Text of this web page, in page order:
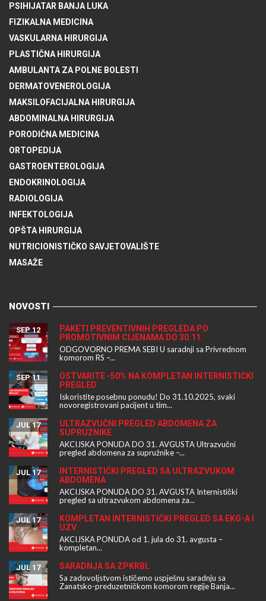
PSIHIJATAR BANJA LUKA
FIZIKALNA MEDICINA
VASKULARNA HIRURGIJA
PLASTIČNA HIRURGIJA
AMBULANTA ZA POLNE BOLESTI
DERMATOVENEROLOGIJA
MAKSILOFACIJALNA HIRURGIJA
ABDOMINALNA HIRURGIJA
PORODIČNA MEDICINA
ORTOPEDIJA
GASTROENTEROLOGIJA
ENDOKRINOLOGIJA
RADIOLOGIJA
INFEKTOLOGIJA
OPŠTA HIRURGIJA
NUTRICIONISTIČKO SAVJETOVALIŠTE
MASAŽE
NOVOSTI
PAKETI PREVENTIVNIH PREGLEDA PO
PROMOTIVNIM CIJENAMA DO 30.11.
SEP 12
ODGOVORNO PREMA SEBI U saradnji sa Privrednom
komorom RS –...
OSTVARITE -50% NA KOMPLETAN INTERNISTIČKI
PREGLED
SEP 11
Iskoristite posebnu ponudu! Do 31.10.2025, svaki
novoregistrovani pacijent u tim...
ULTRAZVUČNI PREGLED ABDOMENA ZA
SUPRUŽNIKE
JUL 17
AKCIJSKA PONUDA DO 31. AVGUSTA Ultrazvučni
pregled abdomena za supružnike –...
INTERNISTIČKI PREGLED SA ULTRAZVUKOM
ABDOMENA
JUL 17
AKCIJSKA PONUDA DO 31. AVGUSTA Internistički
pregled sa ultrazvukom abdomena za...
KOMPLETAN INTERNISTIČKI PREGLED SA EKG-A I
UZV
JUL 17
AKCIJSKA PONUDA od 1. jula do 31. avgusta –
kompletan...
SARADNJA SA ZPKRBL
JUL 17
Sa zadovoljstvom ističemo uspješnu saradnju sa
Zanatsko-preduzetničkom komorom regije Banja...